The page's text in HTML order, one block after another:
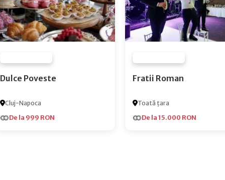
Dulce Poveste
Cluj-Napoca
De la 999 RON
Fratii Roman
Toată țara
De la 15.000 RON